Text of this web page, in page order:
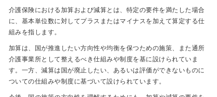
介護保険における加算および減算とは、特定の要件を満たした場合
に、基本単位数に対してプラスまたはマイナスを加えて算定する仕
組みを指します。
加算は、国が推進したい方向性や均衡を保つための施策、また通所
介護事業所として整えるべき仕組みや制度を基に設けられていま
す。一方、減算は国が廃止したい、あるいは評価ができないものに
ついての仕組みや制度に基づいて設けられています。